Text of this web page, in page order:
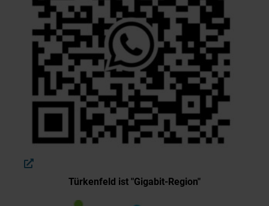
Türkenfeld ist "Gigabit-Region"